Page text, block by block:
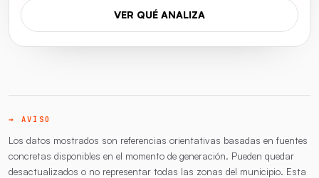
VER QUÉ ANALIZA
→ AVISO
Los datos mostrados son referencias orientativas basadas en fuentes
concretas disponibles en el momento de generación. Pueden quedar
desactualizados o no representar todas las zonas del municipio. Esta